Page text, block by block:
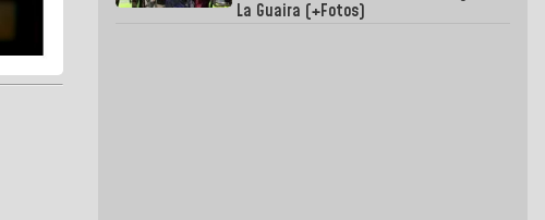
La Guaira (+Fotos)